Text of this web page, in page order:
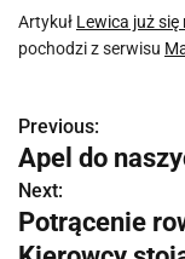
Artykuł Lewica już się
pochodzi z serwisu
N
a
w
Previous:
Apel do
Next:
Potrącenie